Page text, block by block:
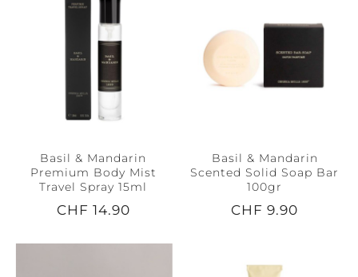
Basil & Mandarin
Premium Body Mist
Travel Spray 15ml
CHF 14.90
Basil & Mandarin
Scented Solid Soap Bar
100gr
CHF 9.90